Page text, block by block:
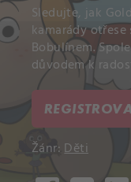
Sledujte, jak
kamarády
Bobulínem.
důvodem k
Žánr: Děti